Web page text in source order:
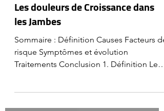
Pierre SCHLIENGER
Les douleurs de Croissance dans
les Jambes
risque Symptômes et évolution
Traitements Conclusion 1. Définition Les